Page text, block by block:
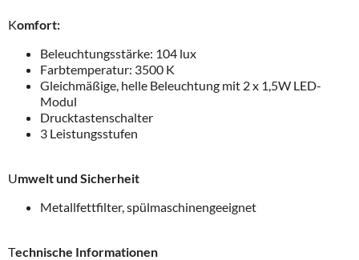
Komfort:
Beleuchtungsstärke: 104 lux
Farbtemperatur: 3500 K
Gleichmäßige, helle Beleuchtung mit 2 x 1,5W LED-
Modul
Drucktastenschalter
3 Leistungsstufen
Umwelt und Sicherheit
Metallfettfilter, spülmaschinengeeignet
Technische Informationen